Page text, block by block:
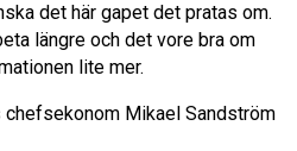
det här gapet det pratas om.
längre och det vore bra om
lite mer.
chefsekonom Mikael Sandström